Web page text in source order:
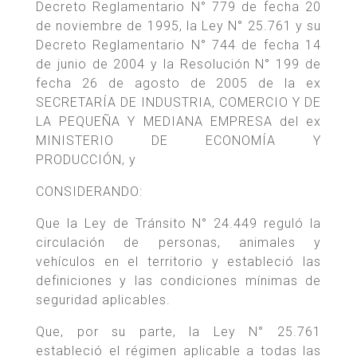
Decreto Reglamentario N° 779 de fecha 20
de noviembre de 1995, la Ley N° 25.761 y su
Decreto Reglamentario N° 744 de fecha 14
de junio de 2004 y la Resolución N° 199 de
fecha 26 de agosto de 2005 de la ex
SECRETARÍA DE INDUSTRIA, COMERCIO Y DE
LA PEQUEÑA Y MEDIANA EMPRESA del ex
MINISTERIO DE ECONOMÍA Y
PRODUCCIÓN, y
CONSIDERANDO:
Que la Ley de Tránsito N° 24.449 reguló la
circulación de personas, animales y
vehículos en el territorio y estableció las
definiciones y las condiciones mínimas de
seguridad aplicables.
Que, por su parte, la Ley N° 25.761
estableció el régimen aplicable a todas las